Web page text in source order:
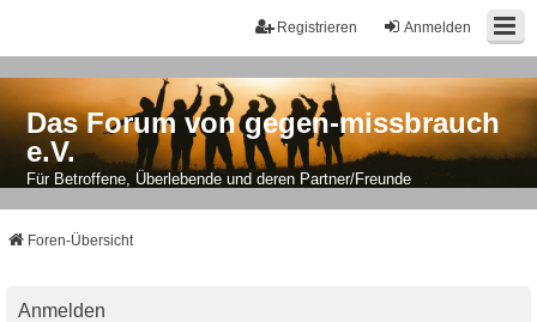
Anmelden
Registrieren
Das Forum von gegen-missbrauch
e.V.
Für Betroffene, Überlebende und deren Partner/Freunde
Foren-Übersicht
Anmelden